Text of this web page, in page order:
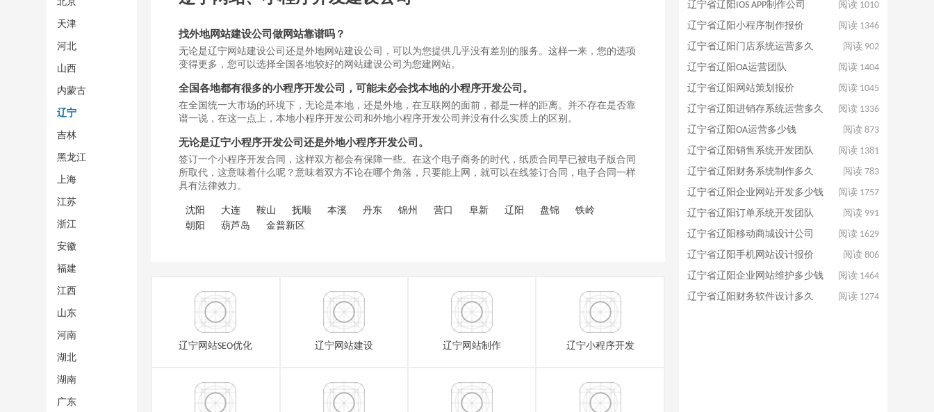
北京
天津
河北
山西
内蒙古
辽宁
吉林
黑龙江
上海
江苏
浙江
安徽
福建
江西
山东
河南
湖北
湖南
广东
找外地网站建设公司做网站靠谱吗？
无论是辽宁网站建设公司还是外地网站建设公司，可以为您提供几乎没有差别的服务。这样一来，您的选项
变得更多，您可以选择全国各地较好的网站建设公司为您建网站。
全国各地都有很多的小程序开发公司，可能未必会找本地的小程序开发公司。
在全国统一大市场的环境下，无论是本地，还是外地，在互联网的面前，都是一样的距离。并不存在是否靠
谱一说，在这一点上，本地小程序开发公司和外地小程序开发公司并没有什么实质上的区别。
无论是辽宁小程序开发公司还是外地小程序开发公司。
签订一个小程序开发合同，这样双方都会有保障一些。在这个电子商务的时代，纸质合同早已被电子版合同
所取代，这意味着什么呢？意味着双方不论在哪个角落，只要能上网，就可以在线签订合同，电子合同一样
具有法律效力。
沈阳 大连 鞍山 抚顺 本溪 丹东 锦州 营口 阜新 辽阳 盘锦
铁岭
朝阳
葫芦岛 金普新区
辽宁网站SEO优化 辽宁网站建设 辽宁网站制作 辽宁小程序开发
辽宁省辽阳IOS APP制作公司
阅读 1010
辽宁省辽阳小程序制作报价
阅读 1346
辽宁省辽阳门店系统运营多久
阅读 902
辽宁省辽阳OA运营团队
阅读 1404
辽宁省辽阳网站策划报价
阅读 1045
辽宁省辽阳进销存系统运营多久
阅读 1336
辽宁省辽阳OA运营多少钱
阅读 873
辽宁省辽阳销售系统开发团队
阅读 1381
辽宁省辽阳财务系统制作多久
阅读 783
辽宁省辽阳企业网站开发多少钱
阅读 1757
辽宁省辽阳订单系统开发团队
阅读 991
辽宁省辽阳移动商城设计公司
阅读 1629
辽宁省辽阳手机网站设计报价
阅读 806
辽宁省辽阳企业网站维护多少钱
阅读 1464
辽宁省辽阳财务软件设计多久
阅读 1274